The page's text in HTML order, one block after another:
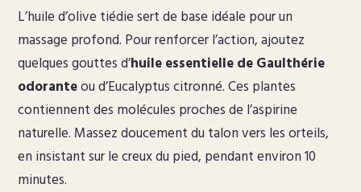
L’huile d’olive tiédie sert de base idéale pour un
massage profond. Pour renforcer l’action, ajoutez
quelques gouttes d’huile essentielle de Gaulthérie
odoranteou d’Eucalyptus citronné. Ces plantes
contiennent des molécules proches de l’aspirine
naturelle. Massez doucement du talon vers les orteils,
en insistant sur le creux du pied, pendant environ 10
minutes.